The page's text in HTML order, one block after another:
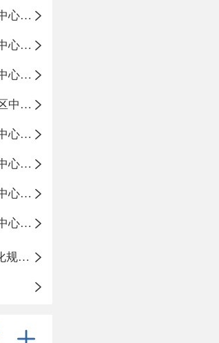
高青县高城学区中心小学
高青县田镇学区中心小学
高青县常家学区中心小学
高青县黑里寨学区中心小学
高青县花沟学区中心小学
高青县木李学区中心小学
高青县芦湖学区中心小学
高青县唐坊学区中心小学
基层政务公开标准化规范化